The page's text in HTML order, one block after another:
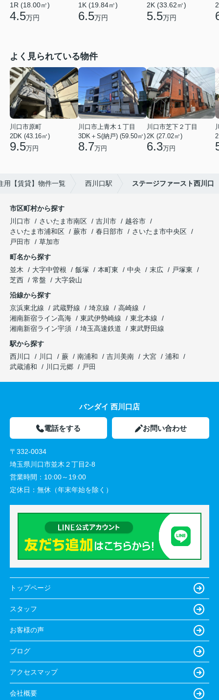
1R (18.00㎡)
4.5万円
1K (19.84㎡)
6.5万円
2K (33.62㎡)
5.5万円
よく見られている物件
川口市原町
2DK (43.16㎡)
9.5万円
川口市上青木１丁目
3DK＋S(納戸) (59.50㎡)
8.7万円
川口市芝下２丁目
2K (27.02㎡)
6.3万円
用【賃貸】物件一覧 西川口駅 ステージファースト西川口
市区町村から探す
川口市
さいたま市南区 吉川市
越谷市
さいたま市浦和区
蕨市 春日部市
さいたま市中央区
戸田市
草加市
町名から探す
並木
大字中曽根 飯塚 本町東 中央 末広
戸塚東
芝西
常盤
大字袋山
沿線から探す
京浜東北線
武蔵野線 埼京線
高崎線
湘南新宿ライン高海
東武伊勢崎線
東北本線
湘南新宿ライン宇須
埼玉高速鉄道
東武野田線
駅から探す
西川口
川口 蕨 南浦和 吉川美南 大宮
浦和
武蔵浦和
川口元郷 戸田
バンダイ 西川口店
電話をする お問い合わせ
〒332-0034
埼玉県川口市並木２丁目2-8
営業時間： 10:00～19:00
定休日： 無休（年末年始を除く）
トップページ
スタッフ
お客様の声
ブログ
アクセスマップ
会社概要